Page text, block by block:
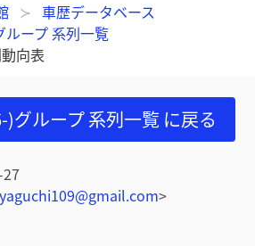
車歴データベース
ープ 系列一覧
向表
グループ 系列一覧 に戻る
yaguchi109@gmail.com>